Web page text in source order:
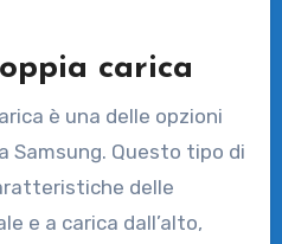
carica
è una delle opzioni
Samsung. Questo tipo di
delle
e a carica dall’alto,